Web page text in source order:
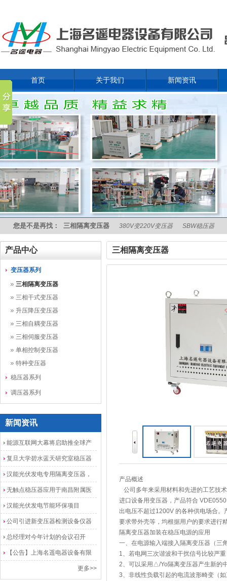
首页 关于我们 新闻资讯
您是不是再找： 三相隔离变压器 380V变220V变压器 SBW稳压器
产品中心
变压器系列
三相隔离变压器
三相干式变压器
升压降压变压器
三相自耦变压器
三相伺服变压器
单相控制变压器
特种变压器
稳压器系列
调压器系列
新闻资讯
能源互联网大幕将启助推全球产
业发展加速度
复旦大学碧水蓝天研究室稳压器
安装调试成功
汉能光伏发电专用隔离变压器，
光伏发电隔离配电柜
无触点稳压器应用于南昌附属医
院
汉能光伏发电节能环保项目
公司引进新变压器检测设备仪器
总经理对今年计划的会议召开
【公告】上海名遥电器设备有限
更多>>
三相隔离变压器
产品概述
公司多年来采用材料和先进的工艺技
进口设备用变压器，产品符合
出电压不超过1200V 的各种供电场合
要求带外壳等，均根据用户的要求进行
隔离变压器加装在稳压电源的应用
一、在电源输入端接入隔离变压器（三
1、若电网三次谐波和干扰信号比较严
2、可以采用△/Yo隔离变压器产生新的
3、非线性负载引起的电流波形畸变（